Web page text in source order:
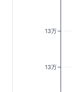
13万
13万